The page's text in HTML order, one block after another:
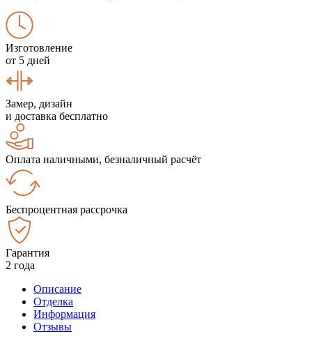
Изготовление
от 5 дней
Замер, дизайн
и доставка бесплатно
Оплата наличными, безналичный расчёт
Беспроцентная рассрочка
Гарантия
2 года
Описание
Отделка
Информация
Отзывы